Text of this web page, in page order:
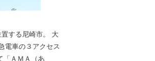
する尼崎市。 大
電車の３アクセス
「ＡＭＡ（あ